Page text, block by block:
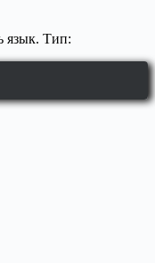
язык. Тип: